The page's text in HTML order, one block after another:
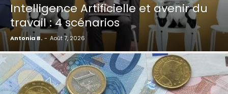
Intelligence Artificielle et avenir du
travail : 4 scénarios
Antonia B. - Août 7, 2026